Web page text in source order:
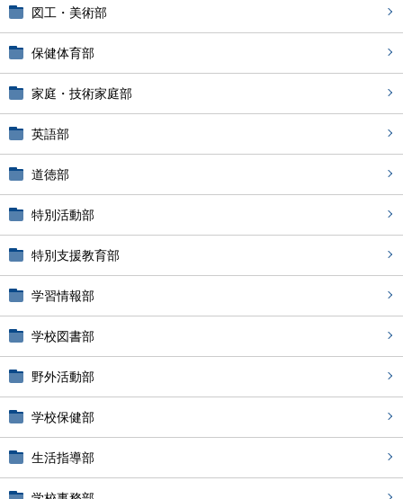
図工・美術部
保健体育部
家庭・技術家庭部
英語部
道徳部
特別活動部
特別支援教育部
学習情報部
学校図書部
野外活動部
学校保健部
生活指導部